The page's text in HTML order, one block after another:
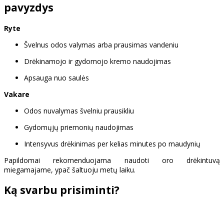
pavyzdys
Ryte
Švelnus odos valymas arba prausimas vandeniu
Drėkinamojo ir gydomojo kremo naudojimas
Apsauga nuo saulės
Vakare
Odos nuvalymas švelniu prausikliu
Gydomųjų priemonių naudojimas
Intensyvus drėkinimas per kelias minutes po maudynių
Papildomai rekomenduojama naudoti oro drėkintuvą
miegamajame, ypač šaltuoju metų laiku.
Ką svarbu prisiminti?